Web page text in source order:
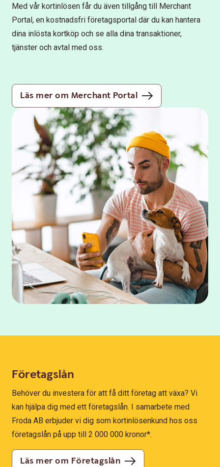
Med vår kortinlösen får du även tillgång till Merchant
Portal, en kostnadsfri företagsportal där du kan hantera
dina inlösta kortköp och se alla dina transaktioner,
tjänster och avtal med oss.
Läs mer om Merchant Portal
Företagslån
Behöver du investera för att få ditt företag att växa? Vi
kan hjälpa dig med ett företagslån. I samarbete med
Froda AB erbjuder vi dig som kortinlösenkund hos oss
företagslån på upp till 2 000 000 kronor*.
Läs mer om Företagslån